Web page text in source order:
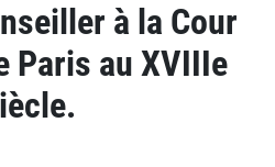
à la Cour
Paris au XVIIIe